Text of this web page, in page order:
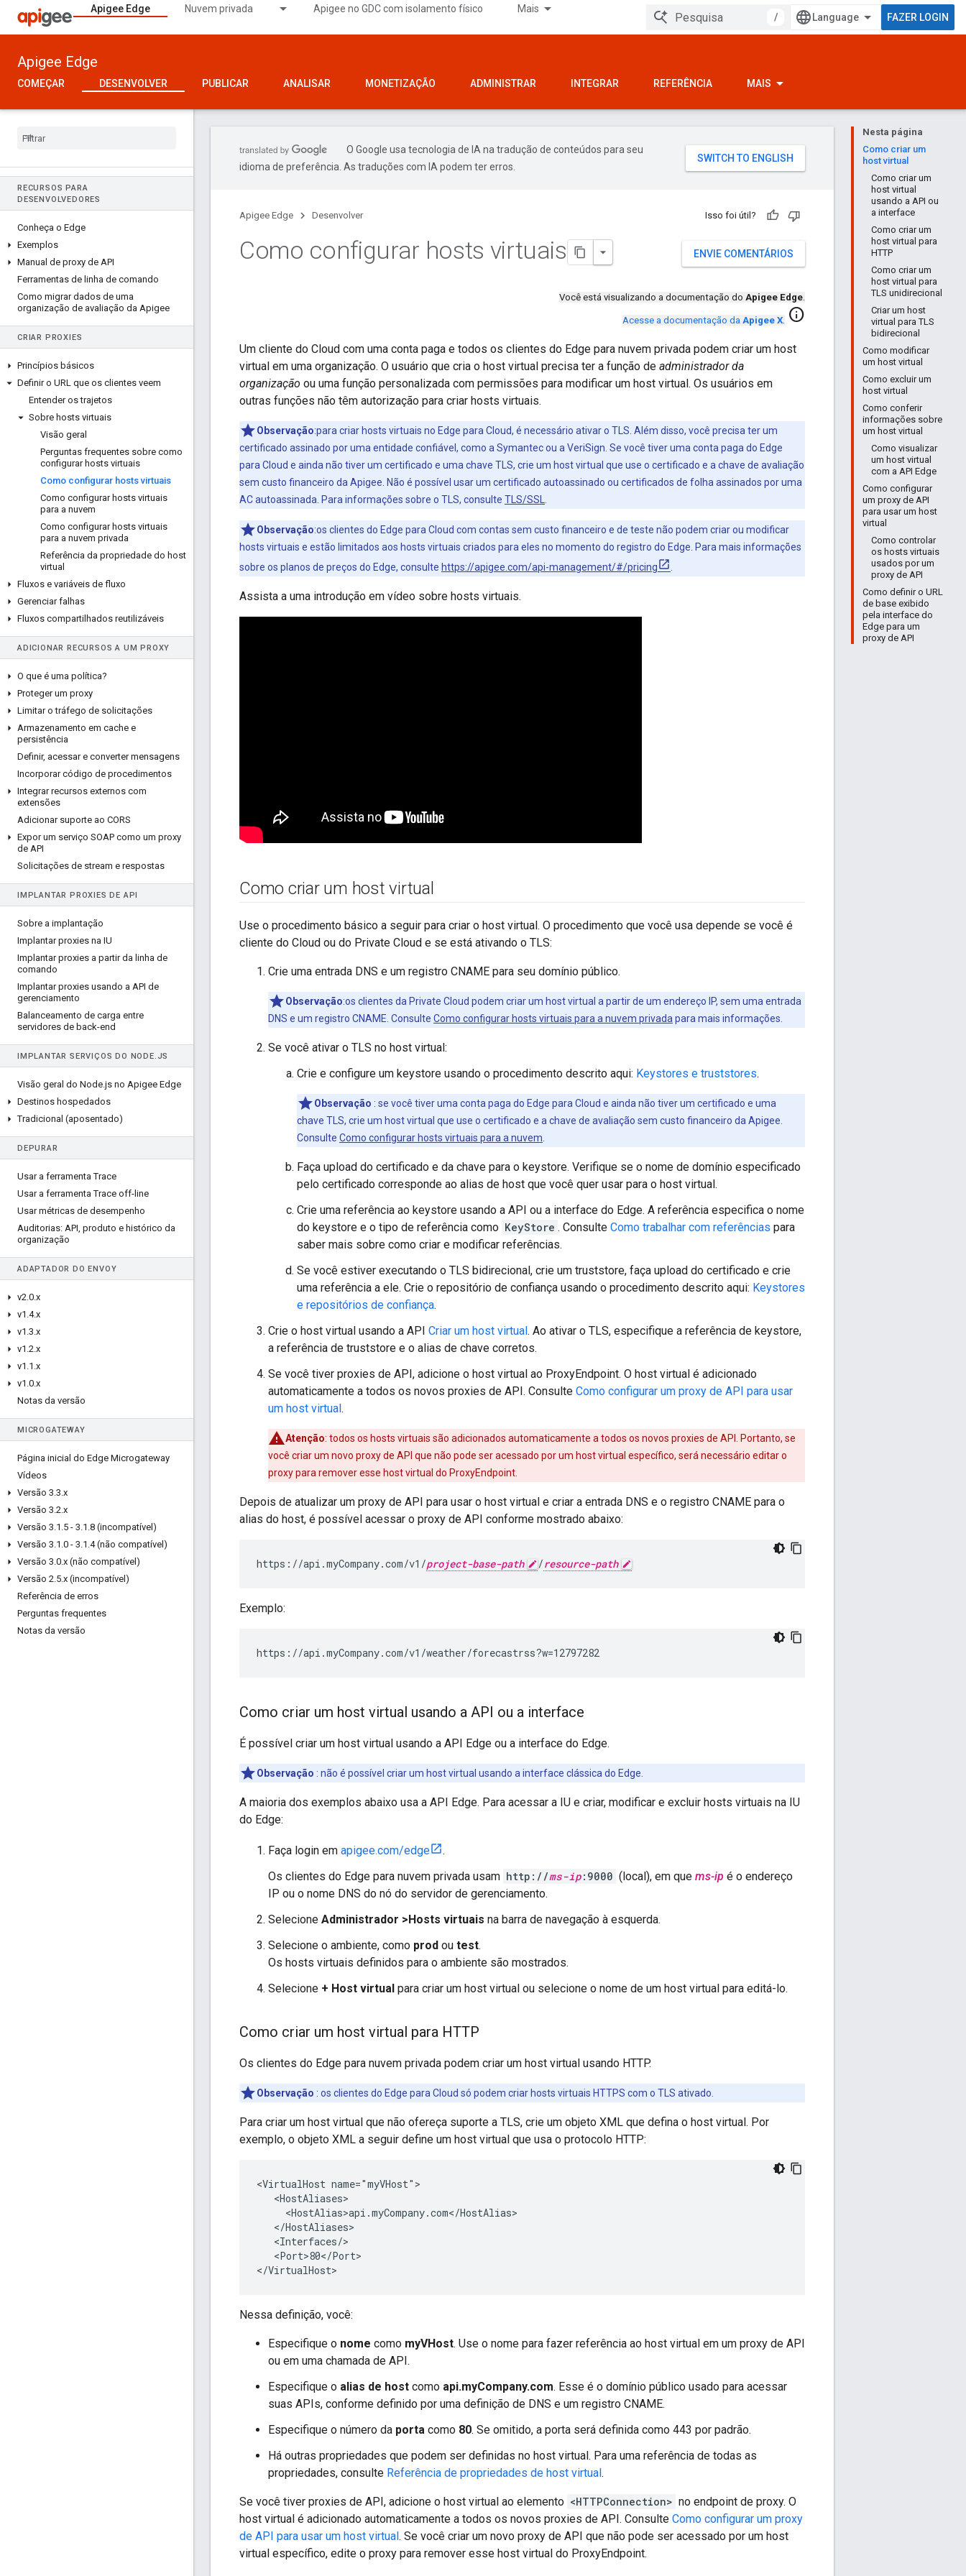
Apigee Edge Nuvem privada Apigee no GDC com isolamento físico Mais
/ FAZER LOGIN
Apigee Edge
COMEÇAR DESENVOLVER PUBLICAR ANALISAR MONETIZAÇÃO ADMINISTRAR INTEGRAR REFERÊNCIA MAIS
RECURSOS PARA
DESENVOLVEDORES
Conheça o Edge
Exemplos
Manual de proxy de API
Ferramentas de linha de comando
Como migrar dados de uma
organização de avaliação da Apigee
CRIAR PROXIES
Princípios básicos
Definir o URL que os clientes veem
Entender os trajetos
Sobre hosts virtuais
Visão geral
Perguntas frequentes sobre como
configurar hosts virtuais
Como configurar hosts virtuais
Como configurar hosts virtuais
para a nuvem
Como configurar hosts virtuais
para a nuvem privada
Referência da propriedade do host
virtual
Fluxos e variáveis de fluxo
Gerenciar falhas
Fluxos compartilhados reutilizáveis
ADICIONAR RECURSOS A UM PROXY
O que é uma política?
Proteger um proxy
Limitar o tráfego de solicitações
Armazenamento em cache e
persistência
Definir, acessar e converter mensagens
Incorporar código de procedimentos
Integrar recursos externos com
extensões
Adicionar suporte ao CORS
Expor um serviço SOAP como um proxy
de API
Solicitações de stream e respostas
IMPLANTAR PROXIES DE API
Sobre a implantação
Implantar proxies na IU
Implantar proxies a partir da linha de
comando
Implantar proxies usando a API de
gerenciamento
Balanceamento de carga entre
servidores de back-end
IMPLANTAR SERVIÇOS DO NODE. JS
Visão geral do Node.js no Apigee Edge
Destinos hospedados
Tradicional (aposentado)
DEPURAR
Usar a ferramenta Trace
Usar a ferramenta Trace off-line
Usar métricas de desempenho
Auditorias: API, produto e histórico da
organização
ADAPTADOR DO ENVOY
v2.0.x
v1 .4.x
v1 .3.x
v1 .2.x
v1 .1 .x
v1 .0.x
Notas da versão
MICROGATEWAY
Página inicial do Edge Microgateway
Vídeos
Versão 3.3.x
Versão 3.2.x
Versão 3.1 .5 - 3.1 .8 (incompatível)
Versão 3.1 .0 - 3.1 .4 (não compatível)
Versão 3.0.x (não compatível)
Versão 2.5.x (incompatível)
Referência de erros
Perguntas frequentes
Notas da versão
Nesta página
Como criar um
host virtual
Como criar um
host virtual
usando a API ou
a interface
Como criar um
host virtual para
HTTP
Como criar um
host virtual para
TLS unidirecional
Criar um host
virtual para TLS
bidirecional
Como modificar
um host virtual
Como excluir um
host virtual
Como conferir
informações sobre
um host virtual
Como visualizar
um host virtual
com a API Edge
Como configurar
um proxy de API
para usar um host
virtual
Como controlar
os hosts virtuais
usados por um
proxy de API
Como definir o URL
de base exibido
pela interface do
Edge para um
proxy de API
O Google usa tecnologia de IA na tradução de conteúdos para seu
idioma de preferência. As traduções com IA podem ter erros.
Apigee Edge Desenvolver Isso foi útil?
ENVIE COMENTÁRIOS
Como configurar hosts virtuais
Você está visualizando a documentação do Apigee Edge.
Acesse a documentação da Apigee X. info
Um cliente do Cloud com uma conta paga e todos os clientes do Edge para nuvem privada podem criar um host
virtual em uma organização. O usuário que cria o host virtual precisa ter a função de administrador da
organização ou uma função personalizada com permissões para modificar um host virtual. Os usuários em
outras funções não têm autorização para criar hosts virtuais.
Observação:para criar hosts virtuais no Edge para Cloud, é necessário ativar o TLS. Além disso, você precisa ter um
certificado assinado por uma entidade confiável, como a Symantec ou a VeriSign. Se você tiver uma conta paga do Edge
para Cloud e ainda não tiver um certificado e uma chave TLS, crie um host virtual que use o certificado e a chave de avaliação
sem custo financeiro da Apigee. Não é possível usar um certificado autoassinado ou certificados de folha assinados por uma
AC autoassinada. Para informações sobre o TLS, consulte TLS/SSL
Observação:os clientes do Edge para Cloud com contas sem custo financeiro e de teste não podem criar ou modificar
hosts virtuais e estão limitados aos hosts virtuais criados para eles no momento do registro do Edge. Para mais informações
sobre os planos de preços do Edge, consulte https://apigee.com/api-management/#/pricing
Assista a uma introdução em vídeo sobre hosts virtuais.
Como criar um host virtual
Use o procedimento básico a seguir para criar o host virtual. O procedimento que você usa depende se você é
cliente do Cloud ou do Private Cloud e se está ativando o TLS:
Crie uma entrada DNS e um registro CNAME para seu domínio público.
Observação:os clientes da Private Cloud podem criar um host virtual a partir de um endereço IP, sem uma entrada
DNS e um registro CNAME. Consulte Como configurar hosts virtuais para a nuvem privada para mais informações.
Se você ativar o TLS no host virtual:
Crie e configure um keystore usando o procedimento descrito aqui: Keystores e truststores.
Observação : se você tiver uma conta paga do Edge para Cloud e ainda não tiver um certificado e uma
chave TLS, crie um host virtual que use o certificado e a chave de avaliação sem custo financeiro da Apigee.
Consulte Como configurar hosts virtuais para a nuvem
Faça upload do certificado e da chave para o keystore. Verifique se o nome de domínio especificado
pelo certificado corresponde ao alias de host que você quer usar para o host virtual.
Crie uma referência ao keystore usando a API ou a interface do Edge. A referência especifica o nome
do keystore e o tipo de referência como KeyStore . Consulte Como trabalhar com referências para
saber mais sobre como criar e modificar referências.
Se você estiver executando o TLS bidirecional, crie um truststore, faça upload do certificado e crie
uma referência a ele. Crie o repositório de confiança usando o procedimento descrito aqui: Keystores
e repositórios de confiança.
Crie o host virtual usando a API Criar um host virtual. Ao ativar o TLS, especifique a referência de keystore,
a referência de truststore e o alias de chave corretos.
Se você tiver proxies de API, adicione o host virtual ao ProxyEndpoint. O host virtual é adicionado
automaticamente a todos os novos proxies de API. Consulte Como configurar um proxy de API para usar
um host virtual.
Atenção: todos os hosts virtuais são adicionados automaticamente a todos os novos proxies de API. Portanto, se
você criar um novo proxy de API que não pode ser acessado por um host virtual específico, será necessário editar o
proxy para remover esse host virtual do ProxyEndpoint.
Depois de atualizar um proxy de API para usar o host virtual e criar a entrada DNS e o registro CNAME para o
alias do host, é possível acessar o proxy de API conforme mostrado abaixo:
https://api.myCompany.com/v1/project-base-path /resource-path
Exemplo:
https://api.myCompany.com/v1/weather/forecastrss?w=12797282
Como criar um host virtual usando a API ou a interface
É possível criar um host virtual usando a API Edge ou a interface do Edge.
Observação : não é possível criar um host virtual usando a interface clássica do Edge.
A maioria dos exemplos abaixo usa a API Edge. Para acessar a IU e criar, modificar e excluir hosts virtuais na IU
do Edge:
Faça login em apigee.com/edge
.
Os clientes do Edge para nuvem privada usam http://ms-ip:9000 (local), em que ms-ip é o endereço
IP ou o nome DNS do nó do servidor de gerenciamento.
Selecione Administrador >Hosts virtuais na barra de navegação à esquerda.
Selecione o ambiente, como prod ou test.
Os hosts virtuais definidos para o ambiente são mostrados.
Selecione + Host virtual para criar um host virtual ou selecione o nome de um host virtual para editá-lo.
Como criar um host virtual para HTTP
Os clientes do Edge para nuvem privada podem criar um host virtual usando HTTP.
Observação : os clientes do Edge para Cloud só podem criar hosts virtuais HTTPS com o TLS ativado.
Para criar um host virtual que não ofereça suporte a TLS, crie um objeto XML que defina o host virtual. Por
exemplo, o objeto XML a seguir define um host virtual que usa o protocolo HTTP:
<VirtualHost name="myVHost">
   <HostAliases>
     <HostAlias>api.myCompany.com</HostAlias>
   </HostAliases>
   <Interfaces/>
   <Port>80</Port>
</VirtualHost>
Nessa definição, você:
Especifique o nome como myVHost. Use o nome para fazer referência ao host virtual em um proxy de API
ou em uma chamada de API.
Especifique o alias de host como api.myCompany.com. Esse é o domínio público usado para acessar
suas APIs, conforme definido por uma definição de DNS e um registro CNAME.
Especifique o número da porta como 80. Se omitido, a porta será definida como 443 por padrão.
Há outras propriedades que podem ser definidas no host virtual. Para uma referência de todas as
propriedades, consulte Referência de propriedades de host virtual.
Se você tiver proxies de API, adicione o host virtual ao elemento <HTTPConnection> no endpoint de proxy. O
host virtual é adicionado automaticamente a todos os novos proxies de API. Consulte Como configurar um proxy
de API para usar um host virtual. Se você criar um novo proxy de API que não pode ser acessado por um host
virtual específico, edite o proxy para remover esse host virtual do ProxyEndpoint.